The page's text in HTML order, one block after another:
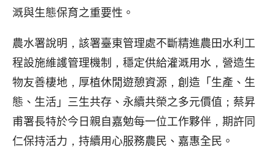
溉與生態保育之重要性。
農水署說明，該署臺東管理處不斷精進農田水利工
程設施維護管理機制，穩定供給灌溉用水，營造生
物友善棲地，厚植休閒遊憩資源，創造「生產、生
態、生活」三生共存、永續共榮之多元價值；蔡昇
甫署長特於今日親自嘉勉每一位工作夥伴，期許同
仁保持活力，持續用心服務農民、嘉惠全民。